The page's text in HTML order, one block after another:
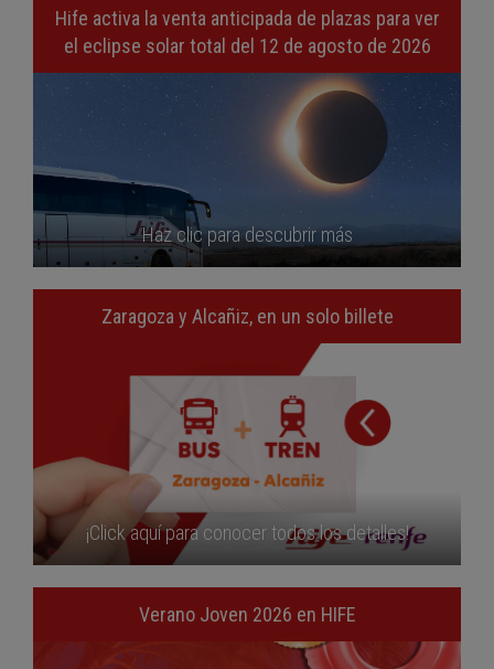
Hife activa la venta anticipada de plazas para ver
el eclipse solar total del 12 de agosto de 2026
Haz clic para descubrir más
Zaragoza y Alcañiz, en un solo billete
¡Click aquí para conocer todos los detalles!
Verano Joven 2026 en HIFE